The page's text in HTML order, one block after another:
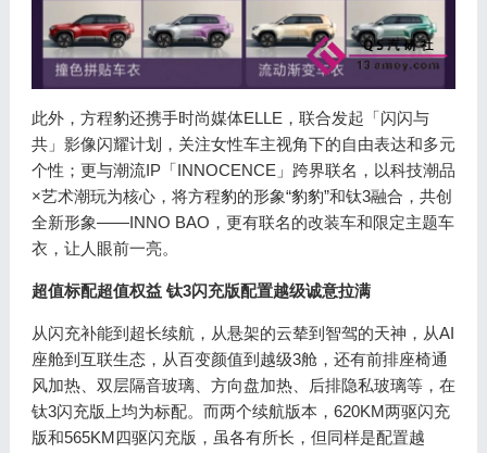
此外，方程豹还携手时尚媒体ELLE，联合发起「闪闪与
共」影像闪耀计划，关注女性车主视角下的自由表达和多元
个性；更与潮流IP「INNOCENCE」跨界联名，以科技潮品
×艺术潮玩为核心，将方程豹的形象“豹豹”和钛3融合，共创
全新形象——INNO BAO，更有联名的改装车和限定主题车
衣，让人眼前一亮。
超值标配超值权益 钛3闪充版配置越级诚意拉满
从闪充补能到超长续航，从悬架的云辇到智驾的天神，从AI
座舱到互联生态，从百变颜值到越级3舱，还有前排座椅通
风加热、双层隔音玻璃、方向盘加热、后排隐私玻璃等，在
钛3闪充版上均为标配。而两个续航版本，620KM两驱闪充
版和565KM四驱闪充版，虽各有所长，但同样是配置越